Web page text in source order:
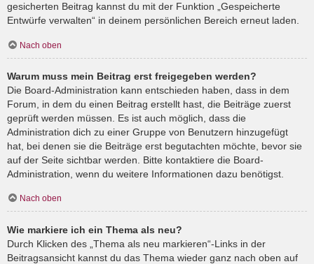
gesicherten Beitrag kannst du mit der Funktion „Gespeicherte
Entwürfe verwalten“ in deinem persönlichen Bereich erneut laden.
Nach oben
Warum muss mein Beitrag erst freigegeben werden?
Die Board-Administration kann entschieden haben, dass in dem
Forum, in dem du einen Beitrag erstellt hast, die Beiträge zuerst
geprüft werden müssen. Es ist auch möglich, dass die
Administration dich zu einer Gruppe von Benutzern hinzugefügt
hat, bei denen sie die Beiträge erst begutachten möchte, bevor sie
auf der Seite sichtbar werden. Bitte kontaktiere die Board-
Administration, wenn du weitere Informationen dazu benötigst.
Nach oben
Wie markiere ich ein Thema als neu?
Durch Klicken des „Thema als neu markieren“-Links in der
Beitragsansicht kannst du das Thema wieder ganz nach oben auf